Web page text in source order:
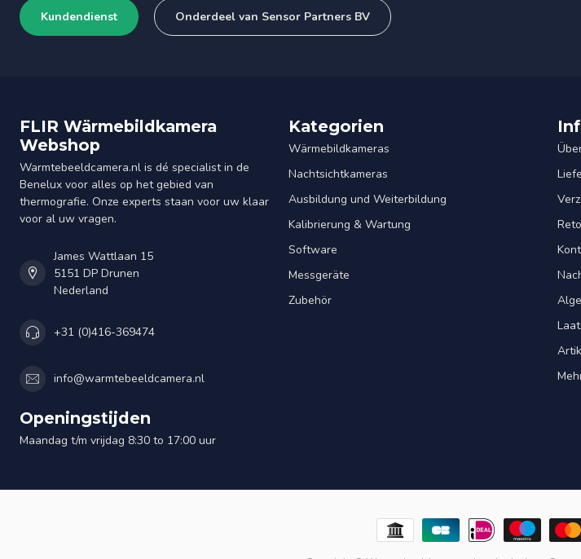
Kundendienst Onderdeel van Sensor Partners BV
FLIR Wärmebildkamera
Webshop
Warmtebeeldcamera.nl is dé specialist in de
Benelux voor alles op het gebied van
thermografie. Onze experts staan voor uw klaar
voor al uw vragen.
James Wattlaan 15
5151 DP Drunen
Nederland
+31 (0)416-369474
info@warmtebeeldcamera.nl
Openingstijden
Maandag t/m vrijdag 8:30 to 17:00 uur
Kategorien
Wärmebildkameras
Nachtsichtkameras
Ausbildung und Weiterbildung
Kalibrierung & Wartung
Software
Messgeräte
Zubehör